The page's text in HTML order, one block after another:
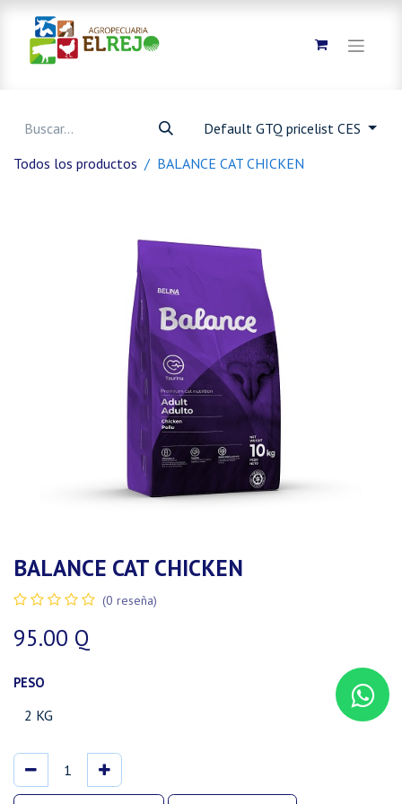
Default GTQ pricelist CES
Todos los productos
BALANCE CAT CHICKEN
BALANCE CAT CHICKEN
(0 reseña)
95.00 Q
PESO